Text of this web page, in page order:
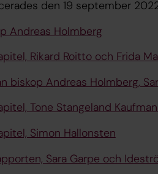
den 19 september
Andreas Holmberg
Rikard Roitto och Frida
biskop Andreas Holmberg,
Tone Stangeland
Simon Hallonsten
Sara Garpe och